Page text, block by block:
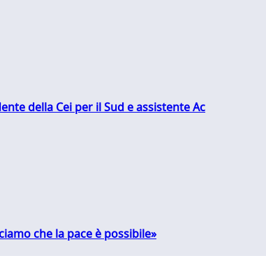
della Cei per il Sud e assistente Ac
che la pace è possibile»